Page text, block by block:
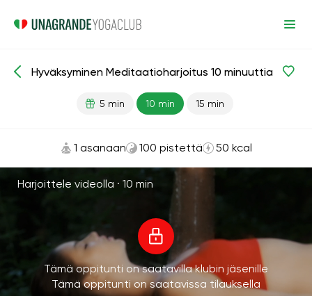
Meditaatiot ja hengitys Hyväksyminen
Hyväksyminen Meditaatioharjoitus 10 minuuttia
5 min 10 min 15 min
1 asanaan 100 pistettä 50 kcal
Harjoittele videolla · 10 min
Tämä oppitunti on saatavilla klubin jäsenille
Tämä oppitunti on saatavissa tilauksella